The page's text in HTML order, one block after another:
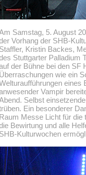
Samstag, 5. August
Vorhang der SHB-
Staffler, Kristin Backes,
Stuttgarter Palladium
der Bühne bei den SF
Überraschungen wie ein
eines
Vampir
Selbst
Ein besonderer
Raum Messe Licht für die
Bewirtung und alle
SHB-Kulturwochen